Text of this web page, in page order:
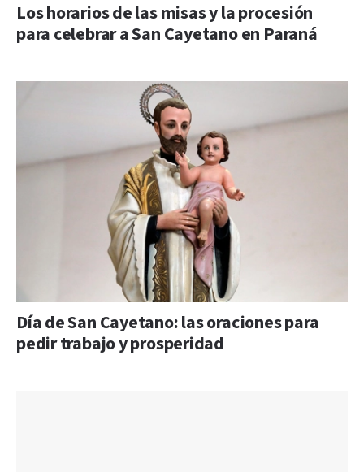
Los horarios de las misas y la procesión
para celebrar a San Cayetano en Paraná
Día de San Cayetano: las oraciones para
pedir trabajo y prosperidad